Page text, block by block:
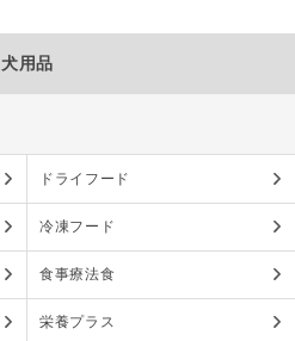
犬用品
ドライフード
冷凍フード
食事療法食
栄養プラス